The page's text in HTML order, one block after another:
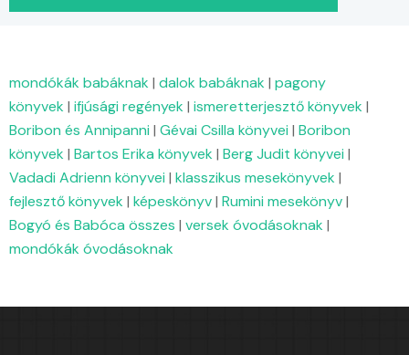
mondókák babáknak | dalok babáknak | pagony
könyvek | ifjúsági regények | ismeretterjesztő könyvek |
Boribon és Annipanni | Gévai Csilla könyvei | Boribon
könyvek | Bartos Erika könyvek | Berg Judit könyvei |
Vadadi Adrienn könyvei | klasszikus mesekönyvek |
fejlesztő könyvek | képeskönyv| Rumini mesekönyv|
Bogyó és Babóca összes | versek óvodásoknak |
mondókák óvodásoknak